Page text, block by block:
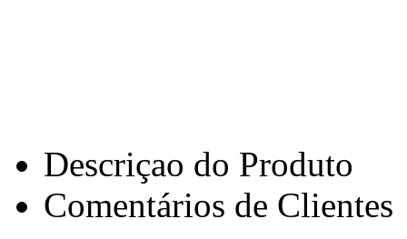
Descriçao do Produto
Comentários de Clientes